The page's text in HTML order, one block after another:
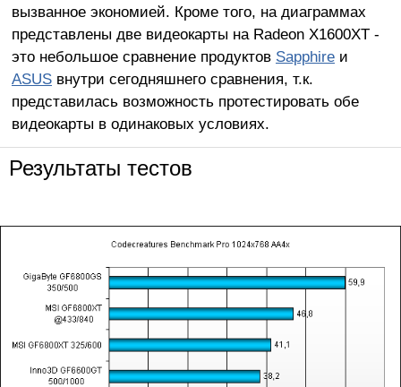
вызванное экономией. Кроме того, на диаграммах
представлены две видеокарты на Radeon X1600XT -
это небольшое сравнение продуктов Sapphireи
ASUSвнутри сегодняшнего сравнения, т.к.
представилась возможность протестировать обе
видеокарты в одинаковых условиях.
Результаты тестов